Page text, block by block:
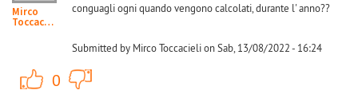
Mirco
Toccacieli
conguagli ogni quando vengono calcolati, durante l' anno??
Submitted by Mirco Toccacieli on Sab, 13/08/2022 - 16:24
0